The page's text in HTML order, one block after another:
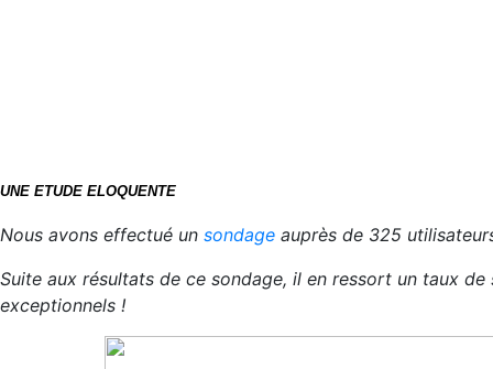
UNE ETUDE ELOQUENTE
Nous avons effectué un sondage auprès de 325
Suite aux résultats de ce sondage, il en ressort un taux
exceptionnels !